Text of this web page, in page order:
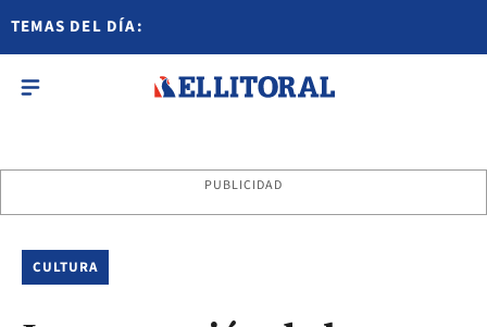
TEMAS DEL DÍA:
PUBLICIDAD
CULTURA